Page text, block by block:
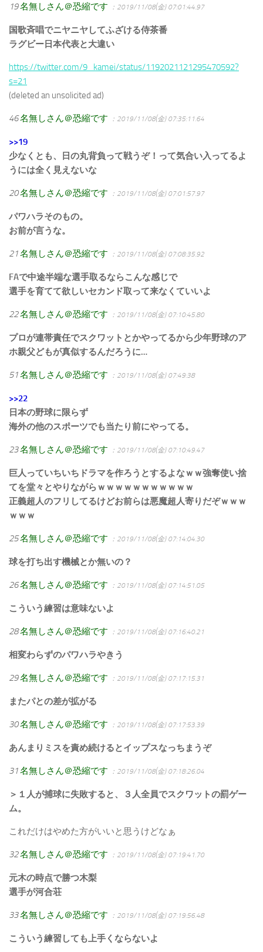
19名無しさん＠恐縮です ：2019/11/08(金) 07:01:44.97
国歌斉唱でニヤニヤしてふざける侍茶番
ラグビー日本代表と大違い
https://twitter.com/9_kamei/status/1192021121295470592?
s=21
(deleted an unsolicited ad)
46名無しさん＠恐縮です ：2019/11/08(金) 07:35:11.64
>>19
少なくとも、日の丸背負って戦うぞ！って気合い入ってるよ
うには全く見えないな
20名無しさん＠恐縮です ：2019/11/08(金) 07:01:57.97
パワハラそのもの。
お前が言うな。
21名無しさん＠恐縮です ：2019/11/08(金) 07:08:35.92
FAで中途半端な選手取るならこんな感じで
選手を育てて欲しいセカンド取って来なくていいよ
22名無しさん＠恐縮です ：2019/11/08(金) 07:10:45.80
プロが連帯責任でスクワットとかやってるから少年野球のア
ホ親父どもが真似するんだろうに…
51名無しさん＠恐縮です ：2019/11/08(金) 07:49:38
>>22
日本の野球に限らず
海外の他のスポーツでも当たり前にやってる。
23名無しさん＠恐縮です ：2019/11/08(金) 07:10:49.47
巨人っていちいちドラマを作ろうとするよなｗｗ強奪使い捨
てを堂々とやりながらｗｗｗｗｗｗｗｗｗｗｗ
正義超人のフリしてるけどお前らは悪魔超人寄りだぞｗｗｗ
ｗｗｗ
25名無しさん＠恐縮です ：2019/11/08(金) 07:14:04.30
球を打ち出す機械とか無いの？
26名無しさん＠恐縮です ：2019/11/08(金) 07:14:51.05
こういう練習は意味ないよ
28名無しさん＠恐縮です ：2019/11/08(金) 07:16:40.21
相変わらずのパワハラやきう
29名無しさん＠恐縮です ：2019/11/08(金) 07:17:15.31
またパとの差が拡がる
30名無しさん＠恐縮です ：2019/11/08(金) 07:17:53.39
あんまりミスを責め続けるとイップスなっちまうぞ
31名無しさん＠恐縮です ：2019/11/08(金) 07:18:26.04
＞１人が捕球に失敗すると、３人全員でスクワットの罰ゲー
ム。
これだけはやめた方がいいと思うけどなぁ
32名無しさん＠恐縮です ：2019/11/08(金) 07:19:41.70
元木の時点で勝つ木梨
選手が河合荘
33名無しさん＠恐縮です ：2019/11/08(金) 07:19:56.48
こういう練習しても上手くならないよ